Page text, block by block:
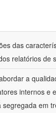
das
relatórios de
a
internos e
em